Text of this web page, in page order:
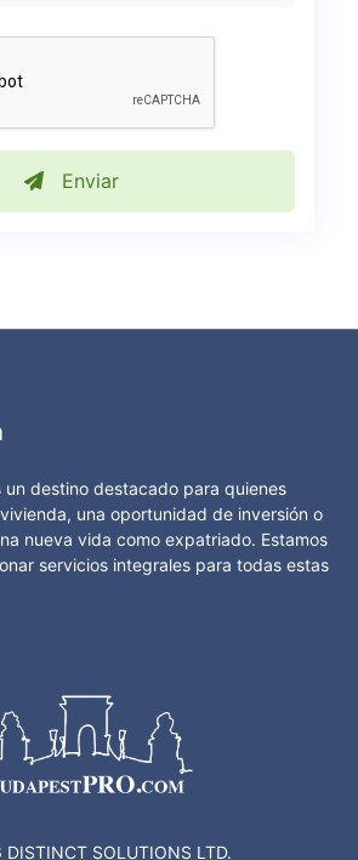
Enviar
un destino destacado para quienes
una oportunidad de inversión o
nueva vida como expatriado. Estamos
servicios integrales para todas estas
SOLUTIONS LTD.